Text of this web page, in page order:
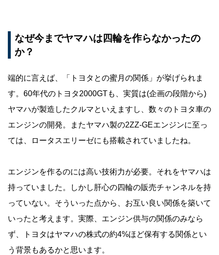
なぜ今までヤマハは四輪を作らなかったの
か？
端的に言えば、「トヨタとの蜜月の関係」が挙げられま
す。60年代のトヨタ2000GTも、実質は(企画の段階から)
ヤマハが製造したクルマといえますし、数々のトヨタ車の
エンジンの開発。またヤマハ製の2ZZ-GEエンジンに至っ
ては、ロータスエリーゼにも搭載されていましたね。
エンジンを作るのには高い技術力が必要。それをヤマハは
持っていました。しかし肝心の四輪の販売チャンネルを持
っていない。そういった点から、お互い良い関係を築いて
いったと考えます。実際、エンジン供与の関係のみなら
ず、トヨタはヤマハの株式の約4%ほど保有する関係とい
う背景もあるかと思います。